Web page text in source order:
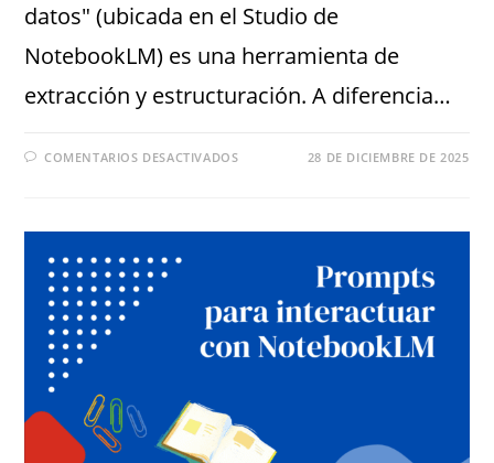
datos" (ubicada en el Studio de
NotebookLM) es una herramienta de
extracción y estructuración. A diferencia…
COMENTARIOS DESACTIVADOS 28 DE DICIEMBRE DE 2025